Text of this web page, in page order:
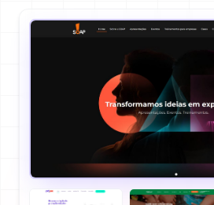
SOAP - Transformação de Ideias